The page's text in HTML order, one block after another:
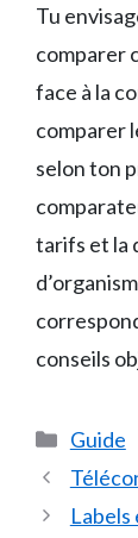
Tu
comparer
face à la
comparer
selon ton
tarifs et la
conseils
Guide